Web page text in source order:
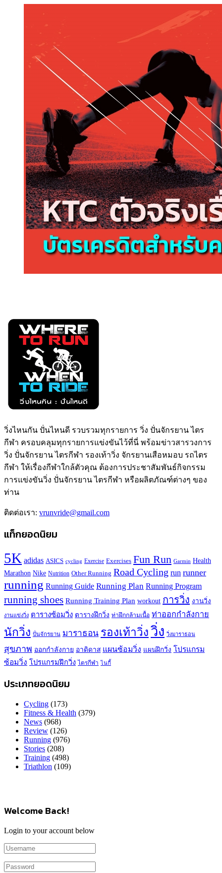
วิ่งไหนกัน ปั่นไหนดี รวบรวมทุกรายการ วิ่ง ปั่นจักรยาน ไตร
กีฬา ครอบคลุมทุกรายการแข่งขันไว้ที่นี่ พร้อมข่าวสารวงการ
วิ่ง ปั่นจักรยาน ไตรกีฬา รองเท้าวิ่ง จักรยานเสือหมอบ รถไตร
กีฬา ให้เรื่องกีฬาใกล้ตัวคุณ ต้องการประชาสัมพันธ์กิจกรรม
การแข่งขันวิ่ง ปั่นจักรยาน ไตรกีฬา หรือผลิตภัณฑ์ต่างๆ ของ
ท่าน
ติดต่อเรา: vrunvride@gmail.com
แท็กยอดนิยม
5K adidas ASICS cycling Exercise Exercises Fun Run Garmin Health
Marathon Nike Nutrition Other Running Road Cycling run runner
running Running Guide Running Plan Running Program
running shoes Running Training Plan workout การวิ่ง งานวิ่ง
งานแข่งวิ่ง ตารางซ้อมวิ่ง ตารางฝึกวิ่ง ท่าฝึกกล้ามเนื้อ ท่าออกกำลังกาย
นักวิ่ง ปั่นจักรยาน มาราธอน รองเท้าวิ่ง วิ่ง วิ่งมาราธอน
สุขภาพ ออกกำลังกาย อาดิดาส แผนซ้อมวิ่ง แผนฝึกวิ่ง โปรแกรม
ซ้อมวิ่ง โปรแกรมฝึกวิ่ง ไตรกีฬา ไนกี้
ประเภทยอดนิยม
Cycling (173)
Fitness & Health (379)
News (968)
Review (126)
Running (976)
Stories (208)
Training (498)
Triathlon (109)
Welcome Back!
Login to your account below